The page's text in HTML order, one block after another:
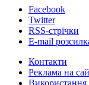
Facebook
Twitter
RSS-стрічки
E-mail
Контакти
Реклама на
Використання